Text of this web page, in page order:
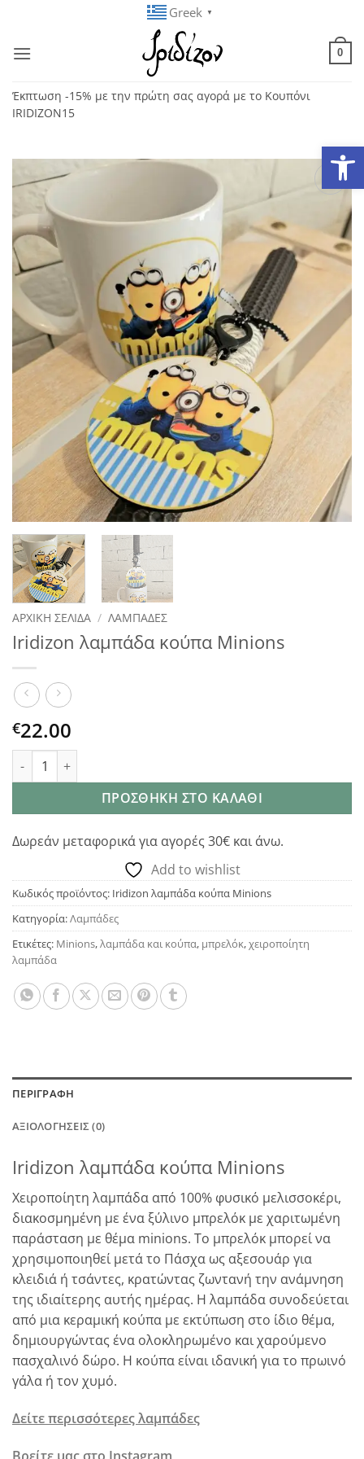
περιεχόμενο
Greek ▼
0
Έκπτωση -15% με την πρώτη σας αγορά με το Κουπόνι
IRIDIZON15
wishlist
ΑΡΧΙΚΉ ΣΕΛΊΔΑ / ΛΑΜΠΆΔΕΣ
Iridizon λαμπάδα κούπα Minions
€22.00
Iridizon λαμπάδα κούπα Minions ποσότητα
ΠΡΟΣΘΉΚΗ ΣΤΟ ΚΑΛΆΘΙ
Δωρεάν μεταφορικά για αγορές 30€ και άνω.
Add to wishlist
Κωδικός προϊόντος: Iridizon λαμπάδα κούπα Minions
Κατηγορία:Λαμπάδες
Ετικέτες: Minions,λαμπάδα και κούπα, μπρελόκ,χειροποίητη
λαμπάδα
ΠΕΡΙΓΡΑΦΉ
ΑΞΙΟΛΟΓΉΣΕΙΣ (0)
Iridizon λαμπάδα κούπα Minions
Χειροποίητη λαμπάδα από 100% φυσικό μελισσοκέρι,
διακοσμημένη με ένα ξύλινο μπρελόκ με χαριτωμένη
παράσταση με θέμα minions. Το μπρελόκ μπορεί να
χρησιμοποιηθεί μετά το Πάσχα ως αξεσουάρ για
κλειδιά ή τσάντες, κρατώντας ζωντανή την ανάμνηση
της ιδιαίτερης αυτής ημέρας. Η λαμπάδα συνοδεύεται
από μια κεραμική κούπα με εκτύπωση στο ίδιο θέμα,
δημιουργώντας ένα ολοκληρωμένο και χαρούμενο
πασχαλινό δώρο. Η κούπα είναι ιδανική για το πρωινό
γάλα ή τον χυμό.
Δείτε περισσότερες λαμπάδες